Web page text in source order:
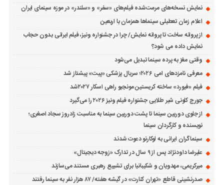
نمایش نسخه‌های مرمت‌شده فیلم‌های «سفر» و «سلندر» در موزه سینمای ایران
اعلام زمان تعطیلی سینماها همزمان با اربعین
از پروانه ساخت تا پروانه نمایش/ چرا در جشنواره ونیز، فیلم ایرانی بدون حجاب
نمایش داده می شود؟
وقتی مغز به پرده سینما تبدیل می‌شود
معرفی نامزدهای امی ۲۰۲۶؛ سریال پزشکی «پیت» پیشتاز شد
فیلم «فیورد» ساخته کریستین مونجیو راهی اسکار ۲۰۲۷شد
جورج کلونی شیر طلایی جشنواره فیلم ونیز ۲۰۲۶ را می‌گیرد
از جلوی دوربین سینما تا پشت دوربین سینما به مناسبت زادروز سجاد اصغری؛
نویسنده و کارگردان سینما
سینماگران ایرانی به لوکارنو دعوت شدند
علیرضا داودنژاد پس از ۹ سال در تدارک «زوجه دیجیتال»
میرکریمی، مهدویان و شکیبانیا برای تشییع رهبری مستند می‌سازند
صدرنشینی قاطع «تهران کنارت» در گیشه هفته/ ۸۷ هزار نفر به سینما رفتند